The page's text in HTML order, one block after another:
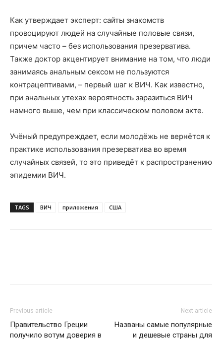
Как утверждает эксперт: сайты знакомств
провоцируют людей на случайные половые связи,
причем часто – без использования презерватива.
Также доктор акцентирует внимание на том, что люди
занимаясь анальным сексом не пользуются
контрацептивами, – первый шаг к ВИЧ. Как известно,
при анальных утехах вероятность заразиться ВИЧ
намного выше, чем при классическом половом акте.
Учёный предупреждает, если молодёжь не вернётся к
практике использования презерватива во время
случайных связей, то это приведёт к распространению
эпидемии ВИЧ.
TAGS ВИЧ приложения США
Previous article
Правительство Греции
получило вотум доверия в
Next article
Названы самые популярные
и дешевые страны для